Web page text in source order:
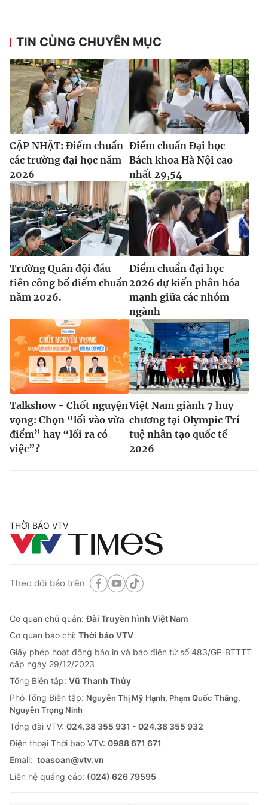
TIN CÙNG CHUYÊN MỤC
CẬP NHẬT: Điểm chuẩn
các trường đại học năm
2026
Điểm chuẩn Đại học
Bách khoa Hà Nội cao
nhất 29,54
Trường Quân đội đầu
tiên công bố điểm chuẩn
năm 2026.
Điểm chuẩn đại học
2026 dự kiến phân hóa
mạnh giữa các nhóm
ngành
Talkshow - Chốt nguyện
vọng: Chọn “lối vào vừa
điểm” hay “lối ra có
việc”?
Việt Nam giành 7 huy
chương tại Olympic Trí
tuệ nhân tạo quốc tế
2026
THỜI BÁO VTV
Theo dõi báo trên
Cơ quan chủ quản:Đài Truyền hình Việt Nam
Cơ quan báo chí: Thời báo VTV
Giấy phép hoạt động báo in và báo điện tử số 483/GP-BTTTT
cấp ngày 29/12/2023
Tổng Biên tập: Vũ Thanh Thủy
Phó Tổng Biên tập: Nguyễn Thị Mỹ Hạnh, Phạm Quốc Thắng,
Nguyễn Trọng Ninh
Tổng đài VTV: 024.38 355 931 - 024.38 355 932
Ðiện thoại Thời báo VTV: 0988 671 671
Email: toasoan@vtv.vn
Liên hệ quảng cáo: (024) 626 79595